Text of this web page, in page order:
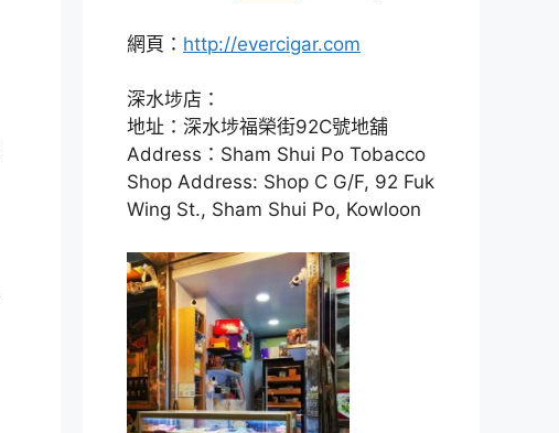
網頁： http://evercigar.com
深水埗店：
地址：深水埗福榮街92C號地舖
Address：Sham Shui Po Tobacco
Shop Address: Shop C G/F, 92 Fuk
Wing St., Sham Shui Po, Kowloon